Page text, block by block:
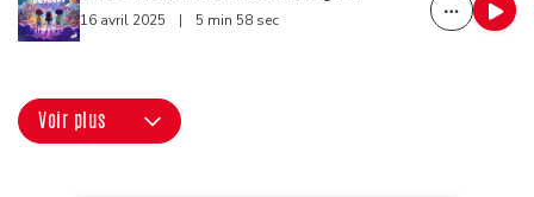
16 avril 2025 | 5 min 58 sec
Voir plus